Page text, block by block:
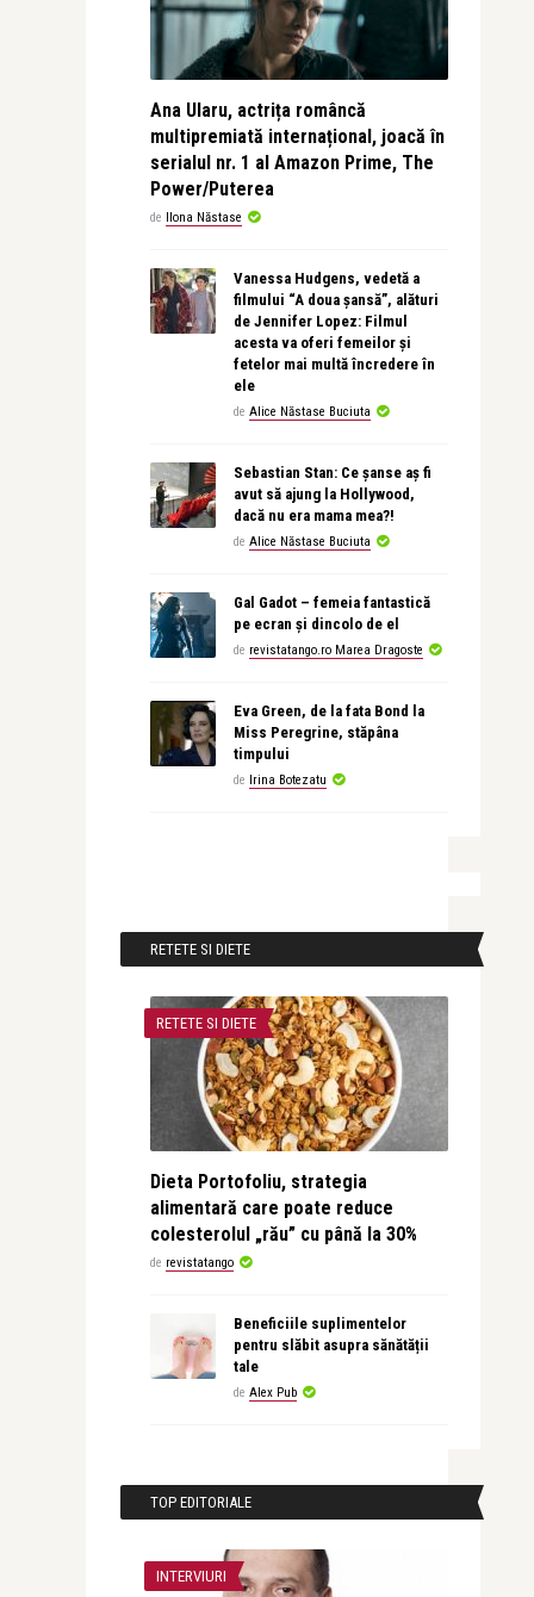
Ana Ularu, actrița româncă
multipremiată internațional, joacă în
serialul nr. 1 al Amazon Prime, The
Power/Puterea
de Ilona Năstase
Vanessa Hudgens, vedetă a
filmului “A doua șansă”, alături
de Jennifer Lopez: Filmul
acesta va oferi femeilor și
fetelor mai multă încredere în
ele
de Alice Năstase Buciuta
Sebastian Stan: Ce șanse aș fi
avut să ajung la Hollywood,
dacă nu era mama mea?!
de Alice Năstase Buciuta
Gal Gadot – femeia fantastică
pe ecran și dincolo de el
de revistatango.ro Marea Dragoste
Eva Green, de la fata Bond la
Miss Peregrine, stăpâna
timpului
de Irina Botezatu
RETETE SI DIETE
RETETE SI DIETE
Dieta Portofoliu, strategia
alimentară care poate reduce
colesterolul „rău” cu până la 30%
de revistatango
Beneficiile suplimentelor
pentru slăbit asupra sănătății
tale
de Alex Pub
TOP EDITORIALE
INTERVIURI